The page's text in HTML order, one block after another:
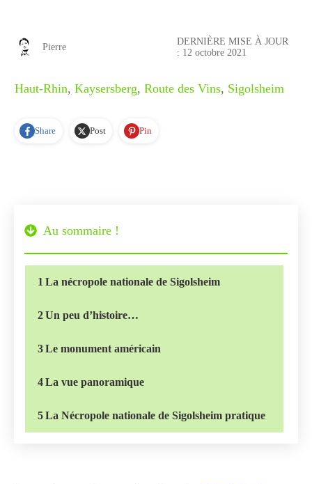
Pierre
DERNIÈRE MISE À JOUR
: 12 octobre 2021
Haut-Rhin, Kaysersberg, Route des Vins, Sigolsheim
Share Post Pin
Au sommaire !
1 La nécropole nationale de Sigolsheim
2Un peu d’histoire…
3Le monument américain
4La vue panoramique
5La Nécropole nationale de Sigolsheim pratique